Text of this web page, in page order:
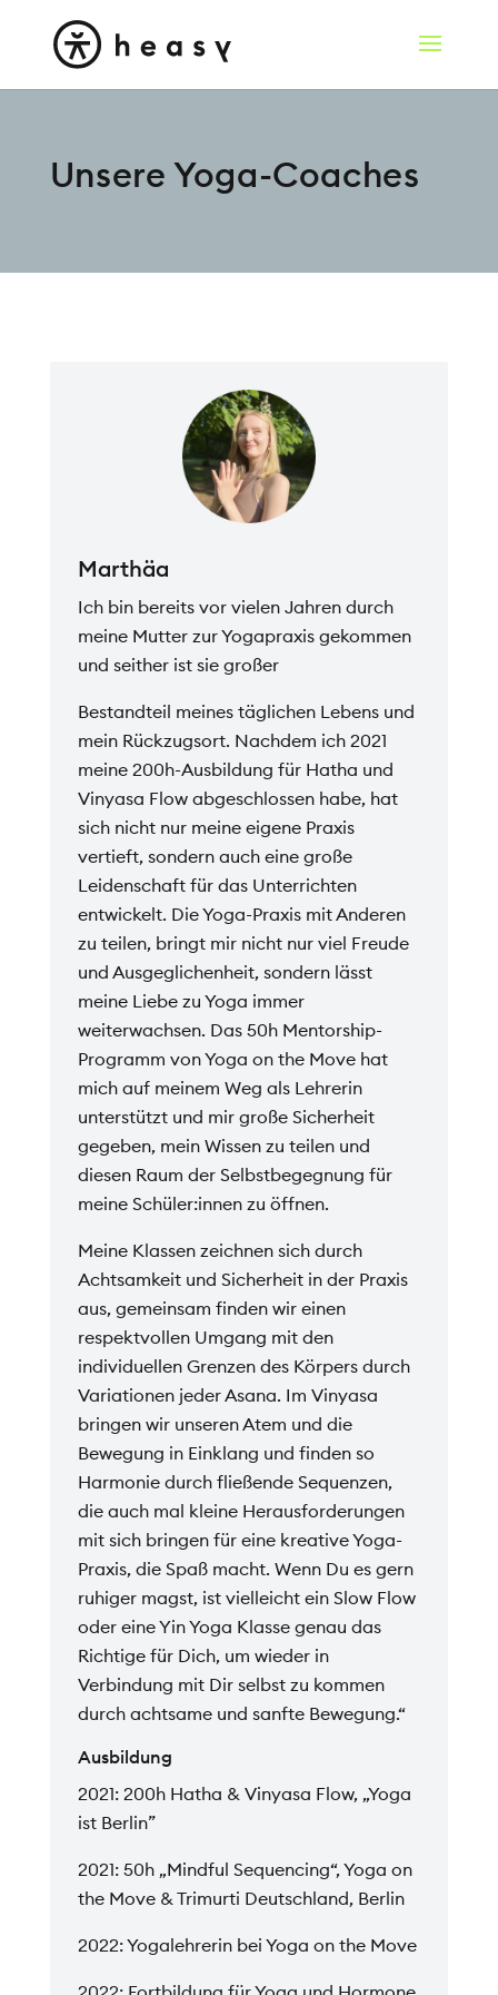
Unsere Yoga-Coaches
Marthäa
Ich bin bereits vor vielen Jahren durch
meine Mutter zur Yogapraxis gekommen
und seither ist sie großer
Bestandteil meines täglichen Lebens und
mein Rückzugsort. Nachdem ich 2021
meine 200h-Ausbildung für Hatha und
Vinyasa Flow abgeschlossen habe, hat
sich nicht nur meine eigene Praxis
vertieft, sondern auch eine große
Leidenschaft für das Unterrichten
entwickelt. Die Yoga-Praxis mit Anderen
zu teilen, bringt mir nicht nur viel Freude
und Ausgeglichenheit, sondern lässt
meine Liebe zu Yoga immer
weiterwachsen. Das 50h Mentorship-
Programm von Yoga on the Move hat
mich auf meinem Weg als Lehrerin
unterstützt und mir große Sicherheit
gegeben, mein Wissen zu teilen und
diesen Raum der Selbstbegegnung für
meine Schüler:innen zu öffnen.
Meine Klassen zeichnen sich durch
Achtsamkeit und Sicherheit in der Praxis
aus, gemeinsam finden wir einen
respektvollen Umgang mit den
individuellen Grenzen des Körpers durch
Variationen jeder Asana. Im Vinyasa
bringen wir unseren Atem und die
Bewegung in Einklang und finden so
Harmonie durch fließende Sequenzen,
die auch mal kleine Herausforderungen
mit sich bringen für eine kreative Yoga-
Praxis, die Spaß macht. Wenn Du es gern
ruhiger magst, ist vielleicht ein Slow Flow
oder eine Yin Yoga Klasse genau das
Richtige für Dich, um wieder in
Verbindung mit Dir selbst zu kommen
durch achtsame und sanfte Bewegung.“
Ausbildung
2021: 200h Hatha & Vinyasa Flow, „Yoga
ist Berlin”
2021: 50h „Mindful Sequencing“, Yoga on
the Move & Trimurti Deutschland, Berlin
2022: Yogalehrerin bei Yoga on the Move